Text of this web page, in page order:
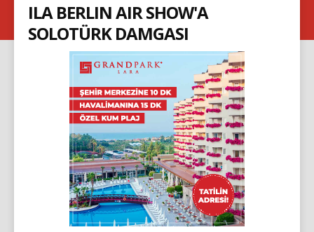
ILA BERLIN AIR SHOW'A
SOLOTÜRK DAMGASI